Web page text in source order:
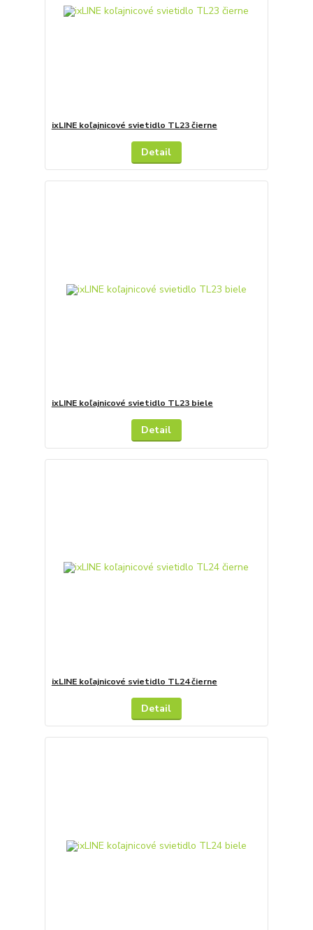
ixLINE koľajnicové svietidlo TL23 čierne
Detail
ixLINE koľajnicové svietidlo TL23 biele
Detail
ixLINE koľajnicové svietidlo TL24 čierne
Detail